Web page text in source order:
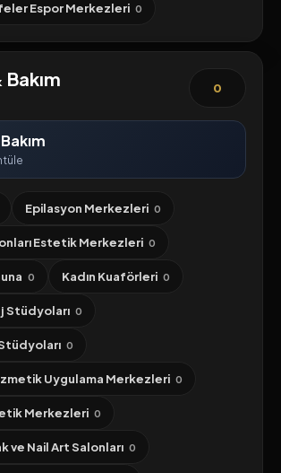
Espor Merkezleri 0
0
Epilasyon Merkezleri 0
Estetik Merkezleri 0
0 Kadın Kuaförleri 0
Stüdyoları 0
0
Uygulama Merkezleri 0
Merkezleri 0
ve Nail Art Salonları 0